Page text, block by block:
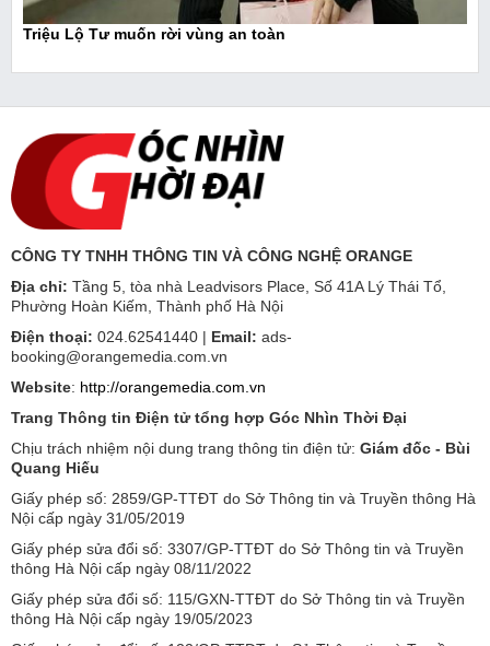
Triệu Lộ Tư muốn rời vùng an toàn
CÔNG TY TNHH THÔNG TIN VÀ CÔNG NGHỆ ORANGE
Địa chỉ: Tầng 5, tòa nhà Leadvisors Place, Số 41A Lý Thái Tổ,
Phường Hoàn Kiếm, Thành phố Hà Nội
Điện thoại: 024.62541440 | Email: ads-
booking@orangemedia.com.vn
Website: http://orangemedia.com.vn
Trang Thông tin Điện tử tổng hợp Góc Nhìn Thời Đại
Chịu trách nhiệm nội dung trang thông tin điện tử: Giám đốc - Bùi
Quang Hiếu
Giấy phép số: 2859/GP-TTĐT do Sở Thông tin và Truyền thông Hà
Nội cấp ngày 31/05/2019
Giấy phép sửa đổi số: 3307/GP-TTĐT do Sở Thông tin và Truyền
thông Hà Nội cấp ngày 08/11/2022
Giấy phép sửa đổi số: 115/GXN-TTĐT do Sở Thông tin và Truyền
thông Hà Nội cấp ngày 19/05/2023